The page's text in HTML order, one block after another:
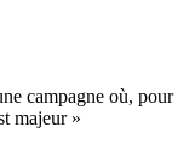
campagne où, pour
majeur »